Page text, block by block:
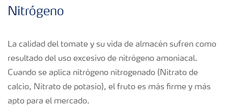
Nitrógeno
La calidad del tomate y su vida de almacén sufren como
resultado del uso excesivo de nitrógeno amoniacal.
Cuando se aplica nitrógeno nitrogenado (Nitrato de
calcio, Nitrato de potasio), el fruto es más firme y más
apto para el mercado.